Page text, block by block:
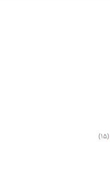
(۱۵)